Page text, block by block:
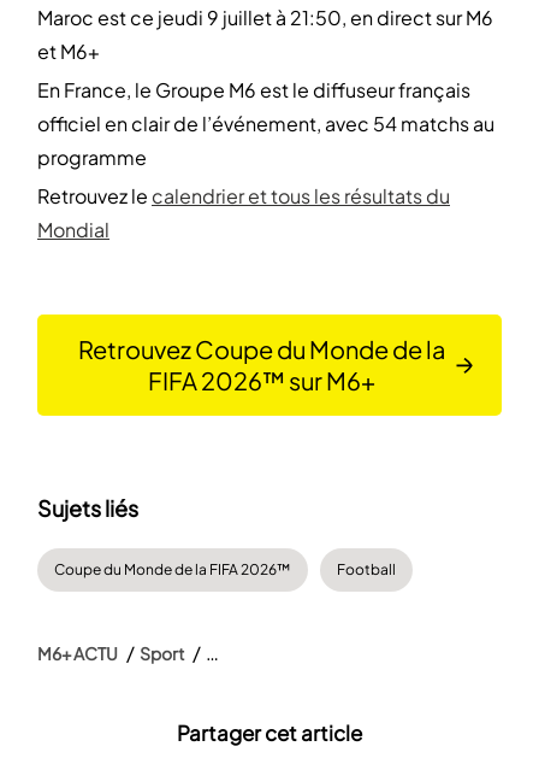
Partager cet article
Maroc est ce jeudi 9 juillet à 21:50, en direct sur M6
et M6+
En France, le Groupe M6 est le diffuseur français
officiel en clair de l’événement, avec 54 matchs au
programme
Retrouvez le calendrier et tous les résultats du
Mondial
Retrouvez Coupe du Monde de la
FIFA 2026™ sur M6+
Sujets liés
Coupe du Monde de la FIFA 2026™ Football
M6+ ACTU Sport